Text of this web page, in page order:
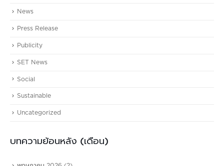
News
Press Release
Publicity
SET News
Social
Sustainable
Uncategorized
บทความย้อนหลัง (เดือน)